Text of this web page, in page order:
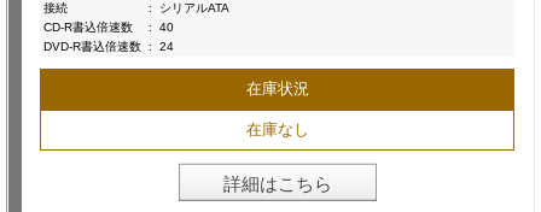
接続
:
シリアルATA
CD-R書込倍速数
:
40
DVD-R書込倍速数 : 24
在庫状況
在庫なし
詳細はこちら